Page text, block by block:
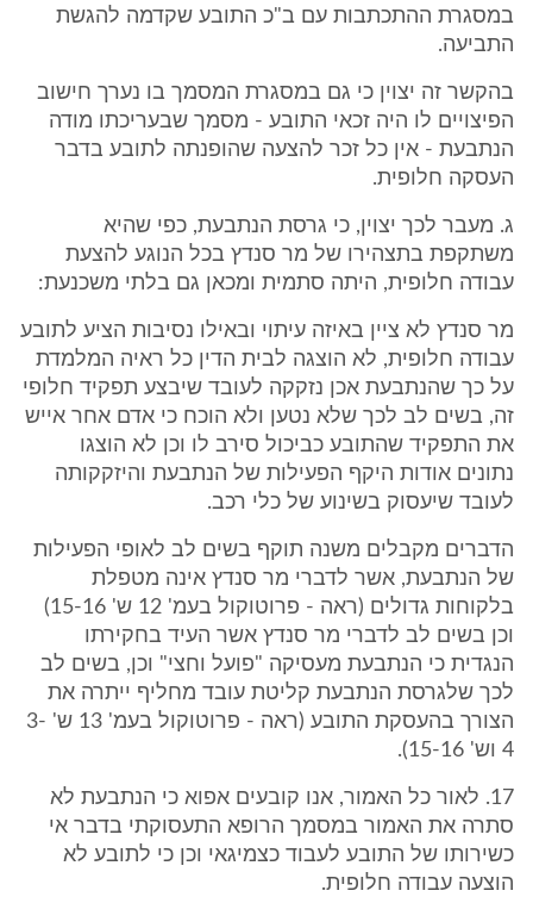
במסגרת ההתכתבות עם ב"כ התובע שקדמה להגשת
התביעה.
בהקשר זה יצוין כי גם במסגרת המסמך בו נערך חישוב
הפיצויים לו היה זכאי התובע - מסמך שבעריכתו מודה
הנתבעת - אין כל זכר להצעה שהופנתה לתובע בדבר
העסקה חלופית.
ג. מעבר לכך יצוין, כי גרסת הנתבעת, כפי שהיא
משתקפת בתצהירו של מר סנדץ בכל הנוגע להצעת
עבודה חלופית, היתה סתמית ומכאן גם בלתי משכנעת:
מר סנדץ לא ציין באיזה עיתוי ובאילו נסיבות הציע לתובע
עבודה חלופית, לא הוצגה לבית הדין כל ראיה המלמדת
על כך שהנתבעת אכן נזקקה לעובד שיבצע תפקיד חלופי
זה, בשים לב לכך שלא נטען ולא הוכח כי אדם אחר אייש
את התפקיד שהתובע כביכול סירב לו וכן לא הוצגו
נתונים אודות היקף הפעילות של הנתבעת והיזקקותה
לעובד שיעסוק בשינוע של כלי רכב.
הדברים מקבלים משנה תוקף בשים לב לאופי הפעילות
של הנתבעת, אשר לדברי מר סנדץ אינה מטפלת
בלקוחות גדולים (ראה - פרוטוקול בעמ' 12 ש' 15-16)
וכן בשים לב לדברי מר סנדץ אשר העיד בחקירתו
הנגדית כי הנתבעת מעסיקה "פועל וחצי" וכן, בשים לב
לכך שלגרסת הנתבעת קליטת עובד מחליף ייתרה את
הצורך בהעסקת התובע (ראה - פרוטוקול בעמ' 13 ש' 3-
4 וש' 15-16).
17. לאור כל האמור, אנו קובעים אפוא כי הנתבעת לא
סתרה את האמור במסמך הרופא התעסוקתי בדבר אי
כשירותו של התובע לעבוד כצמיגאי וכן כי לתובע לא
הוצעה עבודה חלופית.